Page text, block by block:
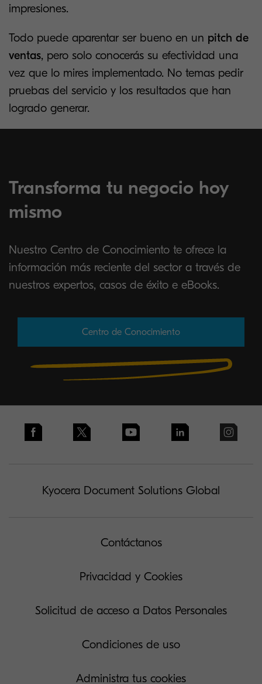
impresiones.
Todo puede aparentar ser bueno en un pitch de
ventas, pero solo conocerás su efectividad una
vez que lo mires implementado. No temas pedir
pruebas del servicio y los resultados que han
logrado generar.
Transforma tu negocio hoy
mismo
Nuestro Centro de Conocimiento te ofrece la
información más reciente del sector a través de
nuestros expertos, casos de éxito e eBooks.
Centro de Conocimiento
Kyocera Document Solutions Global
Contáctanos
Privacidad y Cookies
Solicitud de acceso a Datos Personales
Condiciones de uso
Administra tus cookies